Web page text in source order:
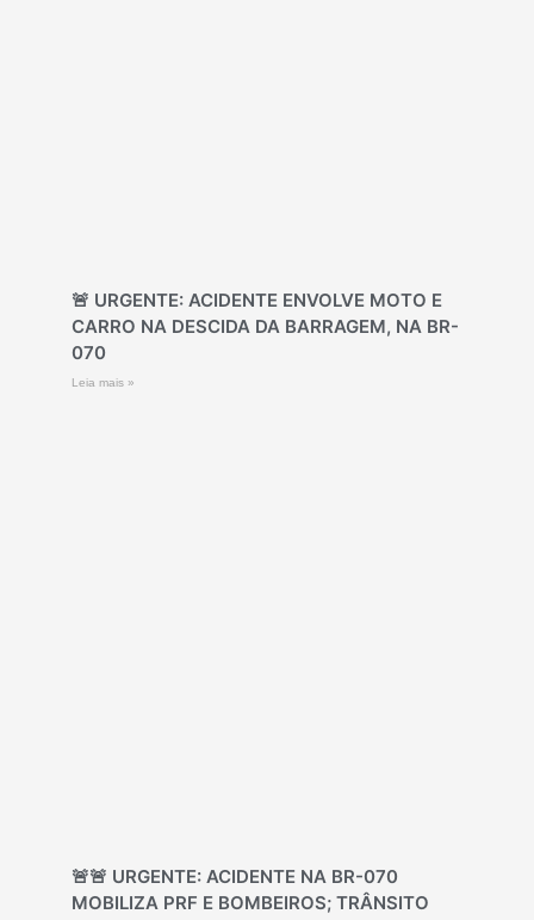
🚨 URGENTE: ACIDENTE ENVOLVE MOTO E
CARRO NA DESCIDA DA BARRAGEM, NA BR-
070
Leia mais »
🚨🚨 URGENTE: ACIDENTE NA BR-070
MOBILIZA PRF E BOMBEIROS; TRÂNSITO